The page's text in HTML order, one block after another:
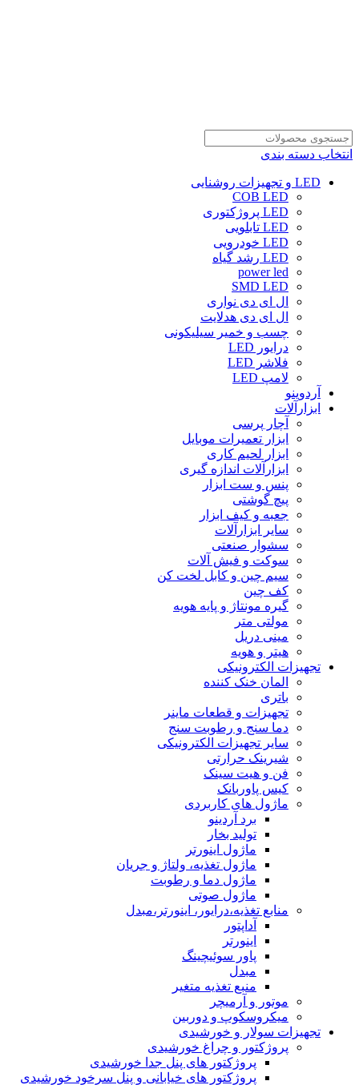
انتخاب دسته بندی
LED و تجهیزات روشنایی
COB LED
LED پروژکتوری
LED تابلویی
LED خودرویی
LED رشد گیاه
power led
SMD LED
ال ای دی نواری
ال ای دی هدلایت
چسب و خمیر سیلیکونی
درایور LED
فلاشر LED
لامپ LED
آردوینو
ابزارآلات
آچار پرسی
ابزار تعمیرات موبایل
ابزار لحیم کاری
ابزارآلات اندازه گیری
پنس و ست ابزار
پیچ گوشتی
جعبه و کیف ابزار
سایر ابزارآلات
سشوار صنعتی
سوکت و فیش آلات
سیم چین و کابل لخت کن
کف چین
گیره مونتاژ و پایه هویه
مولتی متر
مینی دریل
هیتر و هویه
تجهیزات الکترونیکی
المان خنک کننده
باتری
تجهیزات و قطعات ماینر
دما سنج و رطوبت سنج
سایر تجهیزات الکترونیکی
شیرینک حرارتی
فن و هیت سینک
کیس پاوربانک
ماژول های کاربردی
برد آردینو
تولید بخار
ماژول اینورتر
ماژول تغذیه، ولتاژ و جریان
ماژول دما و رطوبت
ماژول صوتی
منابع تغذیه،درایور، اینورتر،مبدل
آداپتور
اینورتر
پاور سوئیچینگ
مبدل
منبع تغذیه متغیر
موتور و آرمیچر
میکروسکوپ و دوربین
تجهیزات سولار و خورشیدی
پروژکتور و چراغ خورشیدی
پروژکتور های پنل جدا خورشیدی
پروژکتور های خیابانی و پنل سرخود خورشیدی